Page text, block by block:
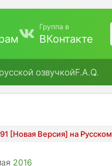
Группа в
ВКонтакте
озвучкойF.A.Q.
[Новая Версия] на Русском
2016